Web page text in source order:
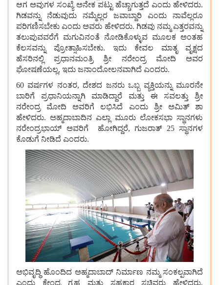
ಆಗ ಅವುಗಳ ಸಂಖ್ಯೆ ಅನೇಕ ಪಟ್ಟು ಹೆಚ್ಚಾಗುತ್ತದೆ ಎಂದು ಹೇಳಿದರು.
ಗಿಡವನ್ನು
ನೆಡುವುದು ನಮ್ಮೆಲ್ಲರ ಜವಾಬ್ದಾರಿ ಎಂದು
ನಾವೆಲ್ಲರೂ
ಪರಿಗಣಿಸಬೇಕು ಎಂದು ಅವರು ಹೇಳಿದರು. ಗಿಡವು ನಮ್ಮ ಎತ್ತರವನ್ನು
ತಲುಪುವವರೆಗೆ
ಮಗುವಿನಂತೆ ನೋಡಿಕೊಳ್ಳುವ ಮೂಲಕ ಅಂತಹ
ಕೆಲಸವನ್ನು
ಪ್ರೋತ್ಸಾಹಿಸಬೇಕು. ಇದು ಕೇವಲ
ಮಾತೃ ವೃಕ್ಷದ
ಹೆಸರಿನಲ್ಲಿ
ಪ್ರಧಾನಮಂತ್ರಿ ಶ್ರೀ ನರೇಂದ್ರ ಮೋದಿ
ಅವರ
ಘೋಷಣೆಯಲ್ಲ, ಇದು ಜನಾಂದೋಲನವಾಗಿದೆ ಎಂದರು.
60 ವರ್ಷಗಳ ನಂತರ, ದೇಶದ ಜನರು ಒಬ್ಬ ವ್ಯಕ್ತಿಯನ್ನು ಮೂರನೇ
ಬಾರಿಗೆ
ಪ್ರಧಾನಿಯನ್ನಾಗಿ ಮಾಡಿದ್ದಾರೆ ಮತ್ತು ಈ ಸವಲತ್ತು
ಶ್ರೀ
ನರೇಂದ್ರ
ಮೋದಿ ಅವರಿಗೆ ಲಭಿಸಿದೆ ಎಂದು ಶ್ರೀ ಅಮಿತ್
ಶಾ
ಹೇಳಿದರು. ಅಹ್ಮದಾಬಾದಿನ ಎಲ್ಲಾ ಮೂರು ಲೋಕಸಭಾ ಸ್ಥಾನಗಳು
ನರೇಂದ್ರಭಾಯ್ ಅವರಿಗೆ
ಹೋಗಿದ್ದರೆ, ಗುಜರಾತ್ 25 ಸ್ಥಾನಗಳ
ಕೊಡುಗೆ ನೀಡಿದೆ ಎಂದರು.
ಅಭಿವೃದ್ಧಿ ಹೊಂದಿದ ಅಹ್ಮದಾಬಾದ್ ನಿರ್ಮಾಣ ನಮ್ಮ ಸಂಕಲ್ಪವಾಗಿದೆ
ಎಂದು
ಕೇಂದ್ರ ಗೃಹ ಮತ್ತು ಸಹಕಾರ ಸಚಿವರು
ಹೇಳಿದರು.